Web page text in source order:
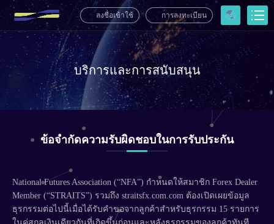
ลงชื่อเข้าใช้ การลงทะเบียน
บริการและการสนับสนุน
ข้อจำกัดความรับผิดชอบในการรับประกัน
National Futures Association (“NFA”) กำหนดให้สมาชิก Forex Dealer
Member (“STRAITS”) รวมถึง straitsfx.com.com ต้องเปิดเผยข้อมูล
ธุรกรรมต่อไปนี้เมื่อได้รับคำขอจากลูกค้าสำหรับธุรกรรม 15 รายการ